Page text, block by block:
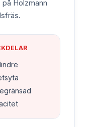
Holzmann